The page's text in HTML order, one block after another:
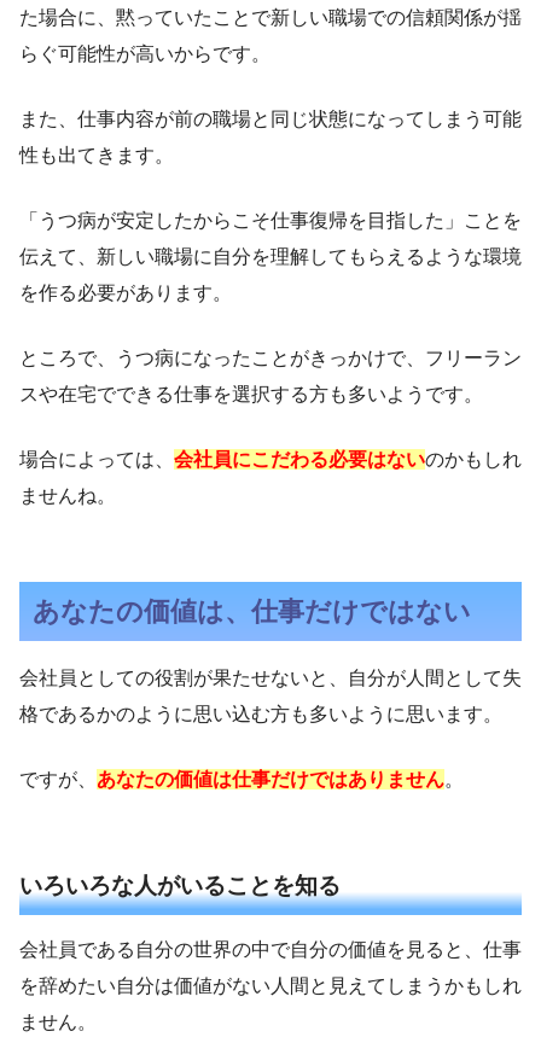
た場合に、黙っていたことで新しい職場での信頼関係が揺
らぐ可能性が高いからです。
また、仕事内容が前の職場と同じ状態になってしまう可能
性も出てきます。
「うつ病が安定したからこそ仕事復帰を目指した」ことを
伝えて、新しい職場に自分を理解してもらえるような環境
を作る必要があります。
ところで、うつ病になったことがきっかけで、フリーラン
スや在宅でできる仕事を選択する方も多いようです。
場合によっては、 会社員にこだわる必要はないのかもしれ
ませんね。
あなたの価値は、仕事だけではない
会社員としての役割が果たせないと、自分が人間として失
格であるかのように思い込む方も多いように思います。
ですが、 あなたの価値は仕事だけではありません。
いろいろな人がいることを知る
会社員である自分の世界の中で自分の価値を見ると、仕事
を辞めたい自分は価値がない人間と見えてしまうかもしれ
ません。